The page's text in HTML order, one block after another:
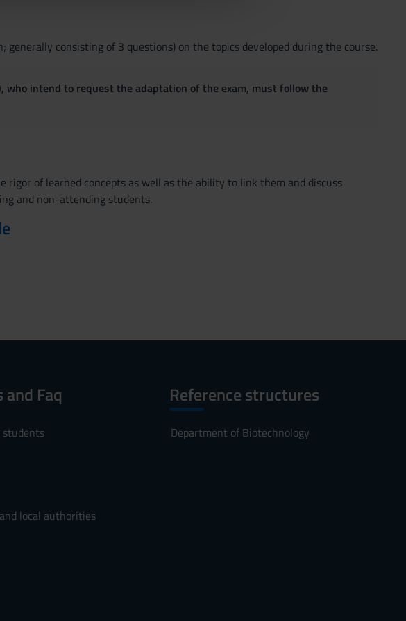
consisting of 3 questions) on the topics developed during the course.
intend to request the adaptation of the exam, must follow the
of learned concepts as well as the ability to link them and discuss
and non-attending students.
and Faq
students
local authorities
Reference structures
Department of Biotechnology